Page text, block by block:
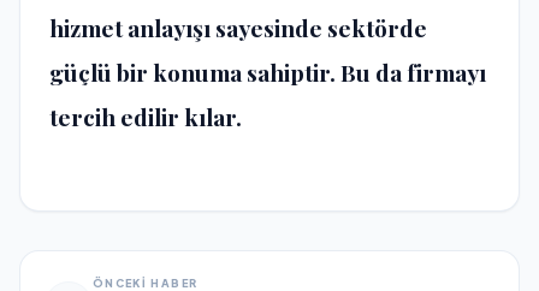
hizmet anlayışı sayesinde sektörde
güçlü bir konuma sahiptir. Bu da firmayı
tercih edilir kılar.
ÖNCEKİ HABER